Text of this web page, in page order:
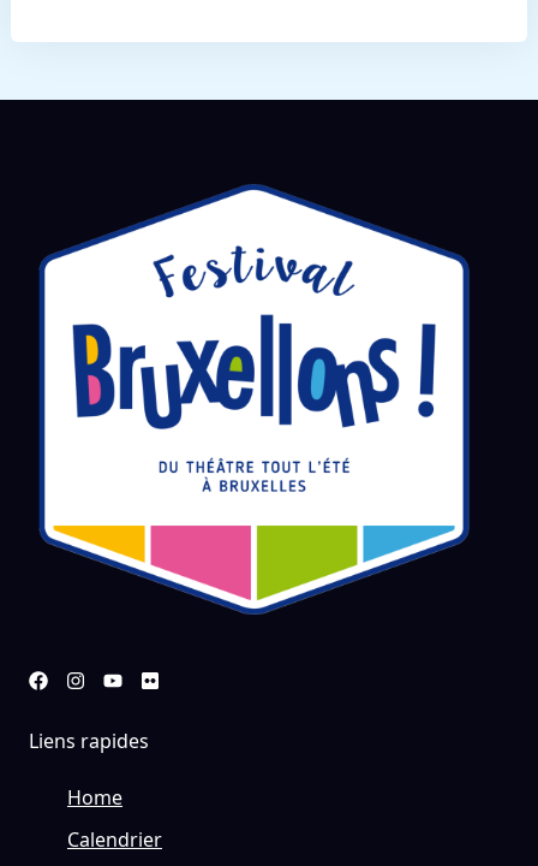
Liens rapides
Home
Calendrier